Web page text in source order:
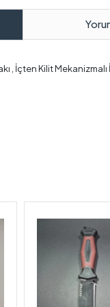
, İçten Kilit